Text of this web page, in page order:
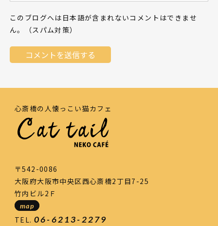
このブログへは日本語が含まれないコメントはできませ
ん。（スパム対策）
心斎橋の人懐っこい猫カフェ
〒542-0086
大阪府大阪市中央区西心斎橋2丁目7-25
竹内ビル2Ｆ
map
TEL. 06-6213-2279